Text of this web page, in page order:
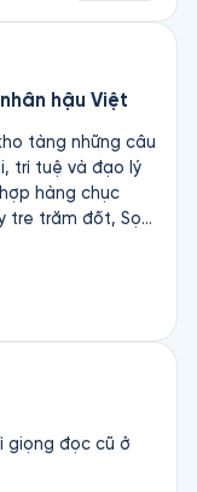
hậu Việt
tàng những câu
trí tuệ và đạo lý
hàng chục
tre trăm đốt, Sọ
chuyện là một bài
niềm tin vào
giản dị của
kẻ ác bị
thắng. 💫 Ý
hồn trẻ nhỏ,
sự nằm ở lòng
giọng đọc cũ ở